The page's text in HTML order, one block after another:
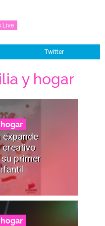
Live
Twitter
y hogar
expande
creativo
su primer